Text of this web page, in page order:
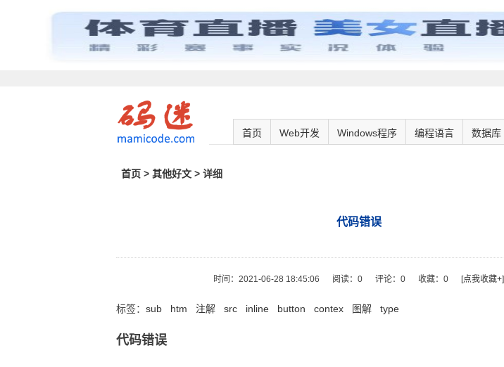
首页 Web开发 Windows程序 编程语言 数据库
首页 > 其他好文 > 详细
代码错误
时间：2021-06-28 18:45:06 阅读：0 评论：0 收藏：0 [点我收藏+]
标签： sub htm 注解 src inline button contex 图解 type
代码错误